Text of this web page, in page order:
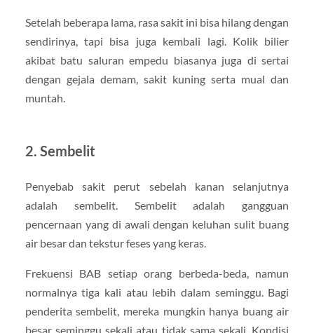
Setelah beberapa lama, rasa sakit ini bisa hilang dengan
sendirinya, tapi bisa juga kembali lagi. Kolik bilier
akibat batu saluran empedu biasanya juga di sertai
dengan gejala demam, sakit kuning serta mual dan
muntah.
2. Sembelit
Penyebab sakit perut sebelah kanan selanjutnya
adalah sembelit. Sembelit adalah gangguan
pencernaan yang di awali dengan keluhan sulit buang
air besar dan tekstur feses yang keras.
Frekuensi BAB setiap orang berbeda-beda, namun
normalnya tiga kali atau lebih dalam seminggu. Bagi
penderita sembelit, mereka mungkin hanya buang air
besar seminggu sekali atau tidak sama sekali. Kondisi